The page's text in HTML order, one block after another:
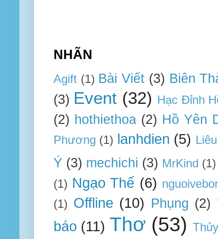
NHÃN
Agift (1) Bài Viết (3) Biên
(3) Event (32) Hạc Đỉnh
(2) hothiethoa (2) Hồ Yên
Phương (1) lanhdien (5)
Ý (3) mechichi (3) MrKind (1)
(1) Ngạo Thế (6)
(1) Offline (10) Phụng (2)
báo (11) Thơ (53)